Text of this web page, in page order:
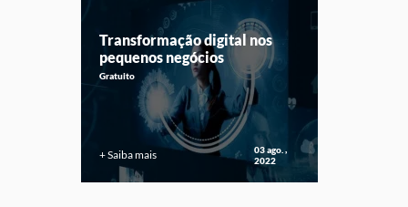
Transformação digital nos
pequenos negócios
Gratuito
+ Saiba mais
03 ago. ,
2022